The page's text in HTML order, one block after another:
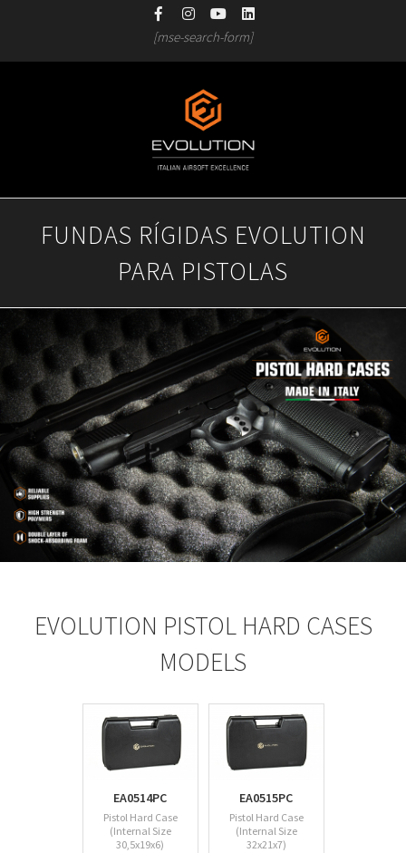
[mse-search-form]
NavigationFUNDAS RÍGIDAS EVOLUTION
PARA PISTOLAS
EVOLUTION PISTOL HARD CASES
MODELS
EA0514PC
Pistol Hard Case
(Internal Size
30,5x19x6)
EA0515PC
Pistol Hard Case
(Internal Size
32x21x7)